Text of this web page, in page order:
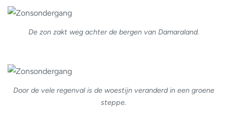
De zon zakt weg achter de bergen van Damaraland.
Door de vele regenval is de woestijn veranderd in een groene
steppe.